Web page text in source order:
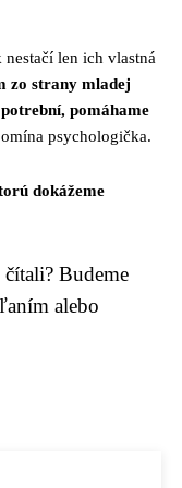
len ich vlastná
zo strany mladej
pomáhame
psychologička.
dokážeme
Budeme
alebo